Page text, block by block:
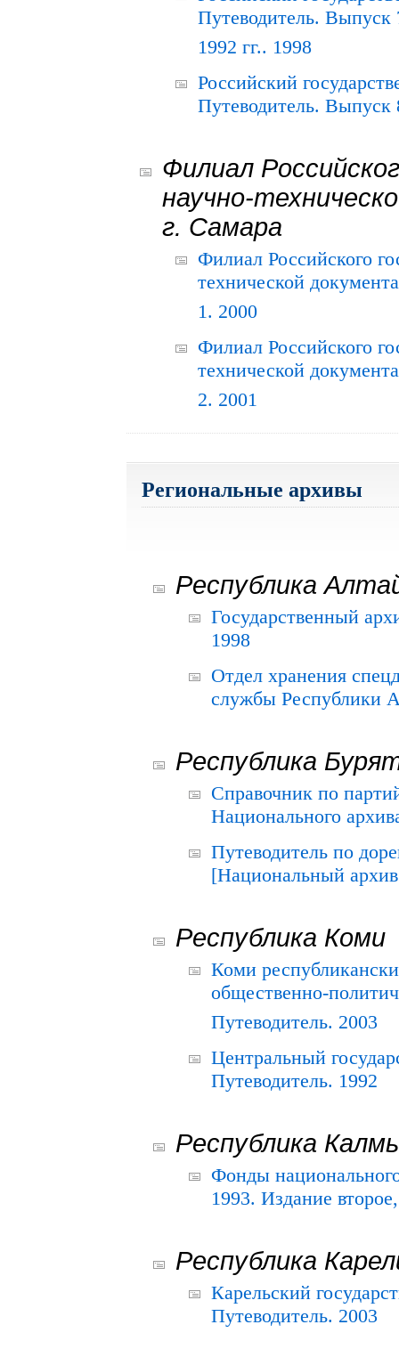
Путеводитель.
1992 гг.. 1998
Российский
Путеводитель. Выпуск
Филиал
научно-
г. Самара
Филиал Российского
технической
1. 2000
Филиал Российского
технической
2. 2001
Региональные архивы
Республика
Государственный
1998
Отдел хранения
службы Республики
Республика
Справочник по
Национального
Путеводитель по
[Национальный
Республика Коми
Коми
общественно-
Путеводитель. 2003
Центральный
Путеводитель. 1992
Республика
Фонды
1993. Издание
Республика
Карельский
Путеводитель. 2003